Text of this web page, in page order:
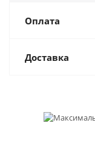
Оплата
Доставка